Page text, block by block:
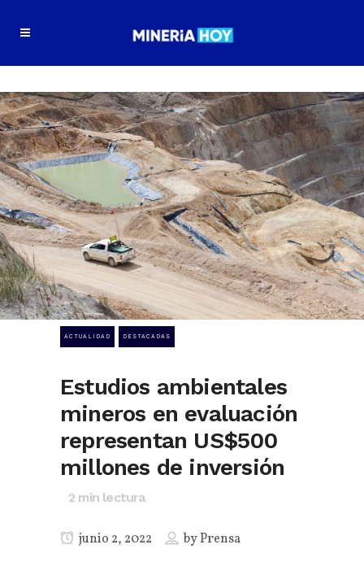
ACTUALIDAD DESTACADAS
Estudios ambientales
mineros en evaluación
representan US$500
millones de inversión
2 min lectura
junio 2, 2022 byPrensa